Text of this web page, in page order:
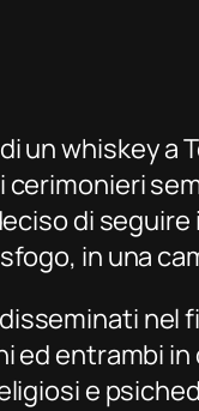
un whiskey a
di
in una
nel
ed entrambi
e